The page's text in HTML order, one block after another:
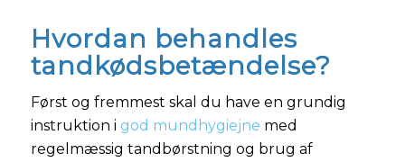
Hvordan behandles
tandkødsbetændelse?
Først og fremmest skal du have en grundig
instruktion i god mundhygiejne med
regelmæssig tandbørstning og brug af